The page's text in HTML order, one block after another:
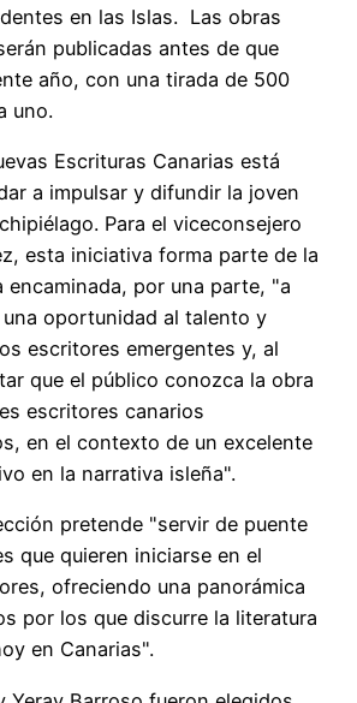
en las Islas. Las obras
publicadas antes de que
año, con una tirada de 500
uno.
Escrituras Canarias está
a impulsar y difundir la joven
Para el viceconsejero
esta iniciativa forma parte de la
encaminada, por una parte, "a
oportunidad al talento y
escritores emergentes y, al
que el público conozca la obra
escritores canarios
en el contexto de un excelente
en la narrativa isleña".
pretende "servir de puente
que quieren iniciarse en el
ofreciendo una panorámica
por los que discurre la literatura
en Canarias".